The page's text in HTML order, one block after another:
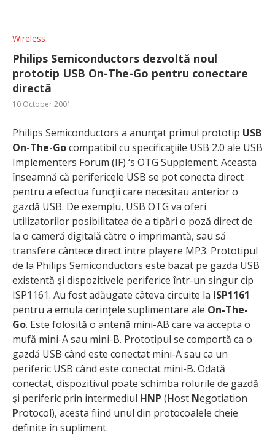
Wireless
Philips Semiconductors dezvoltă noul
prototip USB On-The-Go pentru conectare
directă
10 October 2001
Philips Semiconductors a anunţat primul prototip USB
On-The-Gocompatibil cu specificaţiile USB 2.0 ale USB
Implementers Forum (IF) ‘s OTG Supplement. Aceasta
înseamnă că perifericele USB se pot conecta direct
pentru a efectua funcţii care necesitau anterior o
gazdă USB. De exemplu, USB OTG va oferi
utilizatorilor posibilitatea de a tipări o poză direct de
la o cameră digitală către o imprimantă, sau să
transfere cântece direct între playere MP3. Prototipul
de la Philips Semiconductors este bazat pe gazda USB
existentă şi dispozitivele periferice într-un singur cip
ISP1161. Au fost adăugate câteva circuite la ISP1161
pentru a emula cerinţele suplimentare ale On-The-
Go. Este folosită o antenă mini-AB care va accepta o
mufă mini-A sau mini-B. Prototipul se comportă ca o
gazdă USB când este conectat mini-A sau ca un
periferic USB când este conectat mini-B. Odată
conectat, dispozitivul poate schimba rolurile de gazdă
şi periferic prin intermediul HNP (Host Negotiation
Protocol), acesta fiind unul din protocoalele cheie
definite în supliment.